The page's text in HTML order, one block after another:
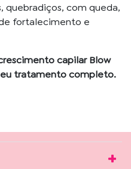
quebradiços, com queda,
fortalecimento e
capilar Blow
tratamento completo.